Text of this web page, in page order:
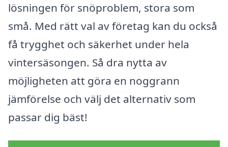
lösningen för snöproblem, stora som
små. Med rätt val av företag kan du också
få trygghet och säkerhet under hela
vintersäsongen. Så dra nytta av
möjligheten att göra en noggrann
jämförelse och välj det alternativ som
passar dig bäst!